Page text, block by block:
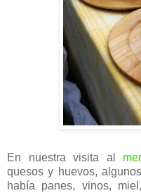
En nuestra visita al
quesos y huevos,
había panes, vinos,